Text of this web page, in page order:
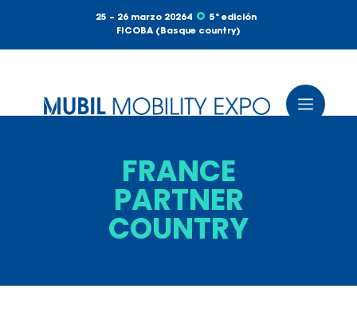
25 – 26 marzo 20264
5ª edición
FICOBA (Basque country)
FRANCE
PARTNER
COUNTRY